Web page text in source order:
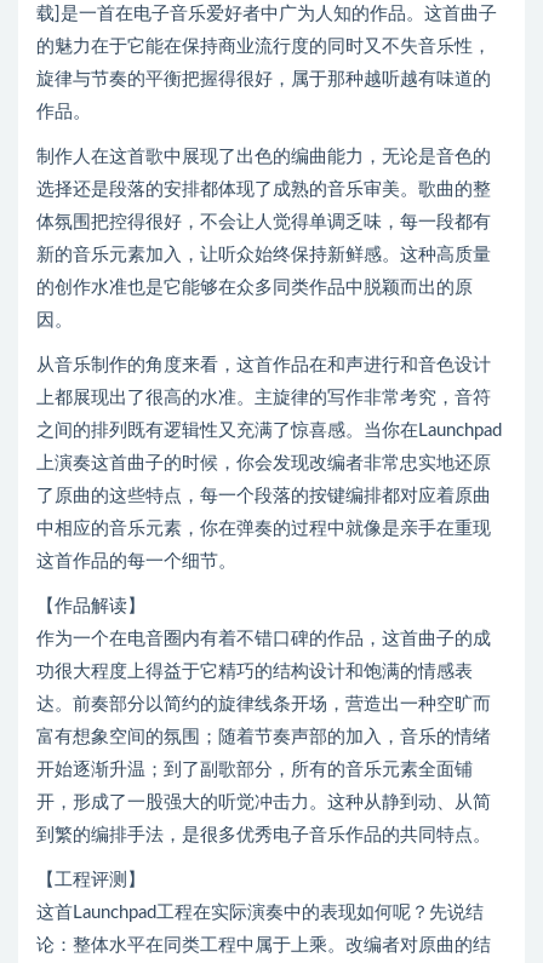
载]是一首在电子音乐爱好者中广为人知的作品。这首曲子
的魅力在于它能在保持商业流行度的同时又不失音乐性，
旋律与节奏的平衡把握得很好，属于那种越听越有味道的
作品。
制作人在这首歌中展现了出色的编曲能力，无论是音色的
选择还是段落的安排都体现了成熟的音乐审美。歌曲的整
体氛围把控得很好，不会让人觉得单调乏味，每一段都有
新的音乐元素加入，让听众始终保持新鲜感。这种高质量
的创作水准也是它能够在众多同类作品中脱颖而出的原
因。
从音乐制作的角度来看，这首作品在和声进行和音色设计
上都展现出了很高的水准。主旋律的写作非常考究，音符
之间的排列既有逻辑性又充满了惊喜感。当你在Launchpad
上演奏这首曲子的时候，你会发现改编者非常忠实地还原
了原曲的这些特点，每一个段落的按键编排都对应着原曲
中相应的音乐元素，你在弹奏的过程中就像是亲手在重现
这首作品的每一个细节。
【作品解读】
作为一个在电音圈内有着不错口碑的作品，这首曲子的成
功很大程度上得益于它精巧的结构设计和饱满的情感表
达。前奏部分以简约的旋律线条开场，营造出一种空旷而
富有想象空间的氛围；随着节奏声部的加入，音乐的情绪
开始逐渐升温；到了副歌部分，所有的音乐元素全面铺
开，形成了一股强大的听觉冲击力。这种从静到动、从简
到繁的编排手法，是很多优秀电子音乐作品的共同特点。
【工程评测】
这首Launchpad工程在实际演奏中的表现如何呢？先说结
论：整体水平在同类工程中属于上乘。改编者对原曲的结